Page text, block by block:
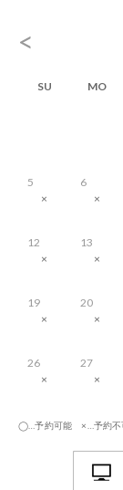
<
SU MO
5
×
6
×
12
×
13
×
19
×
20
×
26
×
27
×
◯…予約可能 ×…予約不